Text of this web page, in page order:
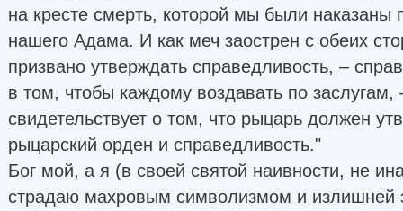
на кресте смерть, которой мы были наказаны
нашего Адама. И как меч заострен с обеих
призвано утверждать справедливость, –
в том, чтобы каждому воздавать по заслугам,
свидетельствует о том, что рыцарь должен
рыцарский орден и справедливость."
Бог мой, а я (в своей святой наивности, не
страдаю махровым символизмом и излишней